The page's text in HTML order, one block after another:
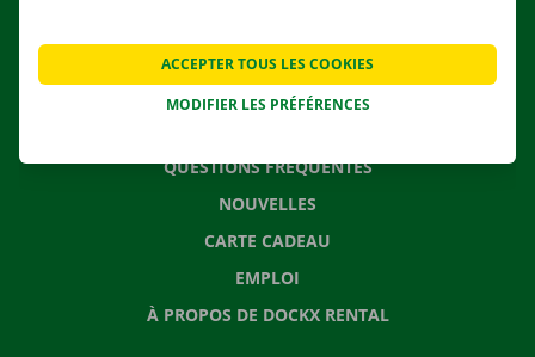
QUESTIONS FRÉQUENTES
NOUVELLES
CARTE CADEAU
EMPLOI
À PROPOS DE DOCKX RENTAL
MODIFIER LES PRÉFÉRENCES
ACCEPTER TOUS LES COOKIES